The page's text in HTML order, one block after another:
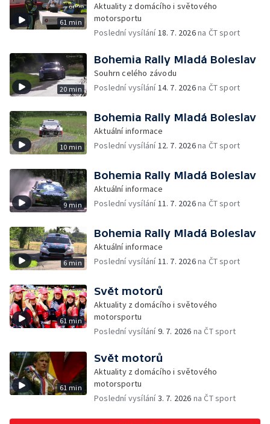
61 min
Aktuality z domácího i světového
motorsportu
Poslední vysílání18. 7. 2026na ČT sport
20 min
Bohemia Rally Mladá Boleslav
Souhrn celého závodu
Poslední vysílání14. 7. 2026na ČT sport
10 min
Bohemia Rally Mladá Boleslav
Aktuální informace
Poslední vysílání12. 7. 2026na ČT sport
9 min
Bohemia Rally Mladá Boleslav
Aktuální informace
Poslední vysílání11. 7. 2026na ČT sport
6 min
Bohemia Rally Mladá Boleslav
Aktuální informace
Poslední vysílání11. 7. 2026na ČT sport
61 min
Svět motorů
Aktuality z domácího i světového
motorsportu
Poslední vysílání9. 7. 2026 na ČT sport
61 min
Svět motorů
Aktuality z domácího i světového
motorsportu
Poslední vysílání3. 7. 2026 na ČT sport